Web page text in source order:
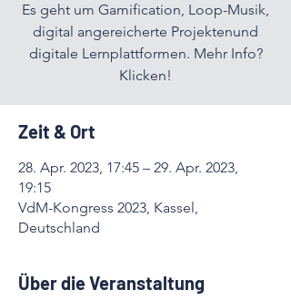
Es geht um Gamification, Loop-Musik,
digital angereicherte Projektenund
digitale Lernplattformen. Mehr Info?
Klicken!
Zeit & Ort
28. Apr. 2023, 17:45 – 29. Apr. 2023,
19:15
VdM-Kongress 2023, Kassel,
Deutschland
Über die Veranstaltung